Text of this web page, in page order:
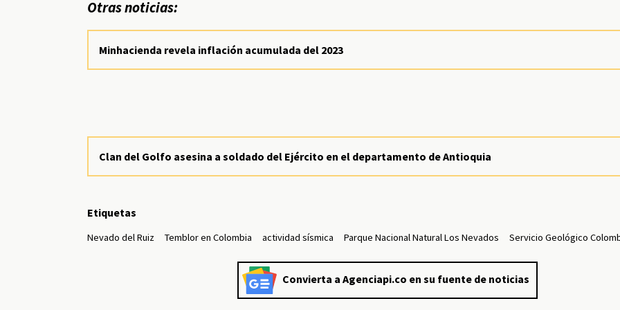
Otras noticias:
Minhacienda revela inflación acumulada del 2023
Clan del Golfo asesina a soldado del Ejército en el departamento de Antioquia
Etiquetas
Nevado del Ruiz Temblor en Colombia actividad sísmica Parque Nacional Natural Los Nevados Servicio Geológico
Convierta a Agenciapi.co en su fuente de noticias